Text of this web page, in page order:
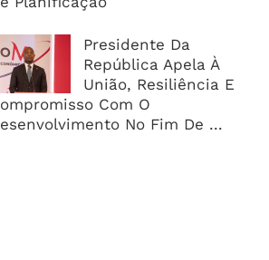
Presidente Da
República Apela À
União, Resiliência E
Com O
No Fim De ...
Tropical GEZANI Poderá
Mais De Um Milhão De
No Centro E Sul ...